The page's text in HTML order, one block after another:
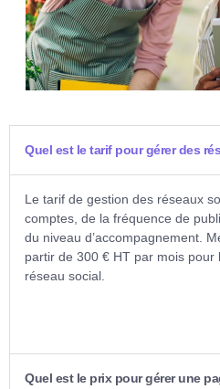
Quel est le tarif pour gérer des
Le tarif de gestion des réseaux
comptes, de la fréquence de
du niveau d’accompagnement.
partir de 300 € HT par mois pour
réseau social.
Quel est le prix pour gérer une